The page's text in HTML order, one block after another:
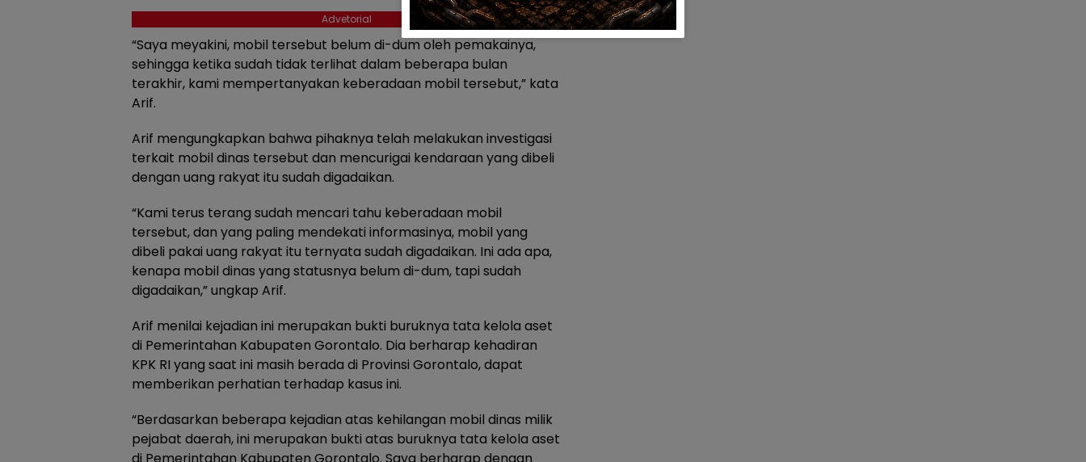
Advetorial
“Saya meyakini, mobil tersebut belum di-dum oleh pemakainya,
sehingga ketika sudah tidak terlihat dalam beberapa bulan
terakhir, kami mempertanyakan keberadaan mobil tersebut,” kata
Arif.
Arif mengungkapkan bahwa pihaknya telah melakukan investigasi
terkait mobil dinas tersebut dan mencurigai kendaraan yang dibeli
dengan uang rakyat itu sudah digadaikan.
“Kami terus terang sudah mencari tahu keberadaan mobil
tersebut, dan yang paling mendekati informasinya, mobil yang
dibeli pakai uang rakyat itu ternyata sudah digadaikan. Ini ada apa,
kenapa mobil dinas yang statusnya belum di-dum, tapi sudah
digadaikan,” ungkap Arif.
Arif menilai kejadian ini merupakan bukti buruknya tata kelola aset
di Pemerintahan Kabupaten Gorontalo. Dia berharap kehadiran
KPK RI yang saat ini masih berada di Provinsi Gorontalo, dapat
memberikan perhatian terhadap kasus ini.
“Berdasarkan beberapa kejadian atas kehilangan mobil dinas milik
pejabat daerah, ini merupakan bukti atas buruknya tata kelola aset
di Pemerintahan Kabupaten Gorontalo. Saya berharap dengan